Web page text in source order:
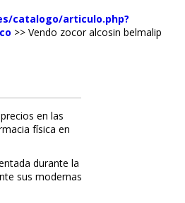
catalogo/articulo.php?
>> Vendo zocor alcosin belmalip
en las
física en
durante la
sus modernas